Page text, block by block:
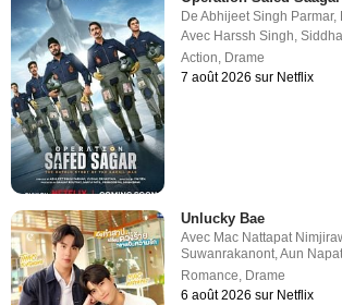
DeAbhijeet Singh Parmar,
Avec Harssh Singh,
Action, Drame
7 août 2026 sur Netflix
Unlucky Bae
Avec Mac Nattapat
Suwanrakanont,Aun
Romance, Drame
6 août 2026 sur Netflix